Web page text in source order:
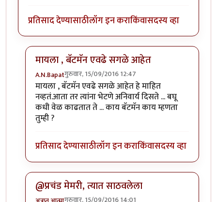
प्रतिसाद देण्यासाठीलॉग इन कराकिंवासदस्य व्हा
मायला , बॅटमॅन एवढे सगळे आहेत
A.N.Bapatगुरुवार, 15/09/2016 12:47
In reply toहायला बॅट्या,byअभ्या..
मायला , बॅटमॅन एवढे सगळे आहेत हे माहित
नव्हतं.आता तर त्यांना भेटणे अनिवार्य दिसते ... बघू
कधी वेळ काढतात ते ... काय बॅटमॅन काय म्हणता
तुम्ही ?
प्रतिसाद देण्यासाठीलॉग इन कराकिंवासदस्य व्हा
@प्रचंड मेमरी, त्यात साठवलेला
गुरुवार, 15/09/2016 14:01